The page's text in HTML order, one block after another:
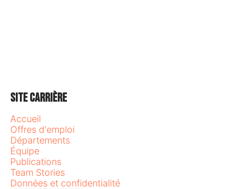
Site carrière
Accueil
Offres d'emploi
Départements
Équipe
Publications
Team Stories
Données et confidentialité